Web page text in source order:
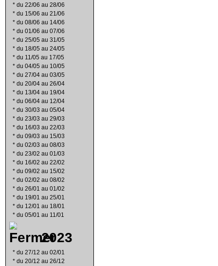
* du 22/06 au 28/06
* du 15/06 au 21/06
* du 08/06 au 14/06
* du 01/06 au 07/06
* du 25/05 au 31/05
* du 18/05 au 24/05
* du 11/05 au 17/05
* du 04/05 au 10/05
* du 27/04 au 03/05
* du 20/04 au 26/04
* du 13/04 au 19/04
* du 06/04 au 12/04
* du 30/03 au 05/04
* du 23/03 au 29/03
* du 16/03 au 22/03
* du 09/03 au 15/03
* du 02/03 au 08/03
* du 23/02 au 01/03
* du 16/02 au 22/02
* du 09/02 au 15/02
* du 02/02 au 08/02
* du 26/01 au 01/02
* du 19/01 au 25/01
* du 12/01 au 18/01
* du 05/01 au 11/01
2023
* du 27/12 au 02/01
* du 20/12 au 26/12